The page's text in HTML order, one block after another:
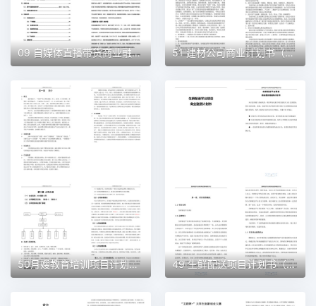
09 自媒体直播带货商业融资计划书（word+ppt配套）创业计划书word模板 51 建材公司商业计划书（word+ppt配套）创业计划书word模板
50月嫂教育培训项目计划书（word＋ppt配套）创业计划书word模板 49 生鲜配送项目计划书（word＋ppt配套）创业计划书word模板